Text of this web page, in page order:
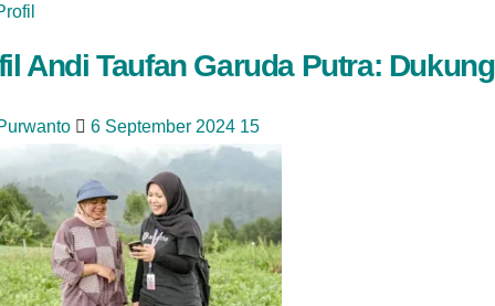
Andi Taufan Garuda Putra:
6 September 2024 15